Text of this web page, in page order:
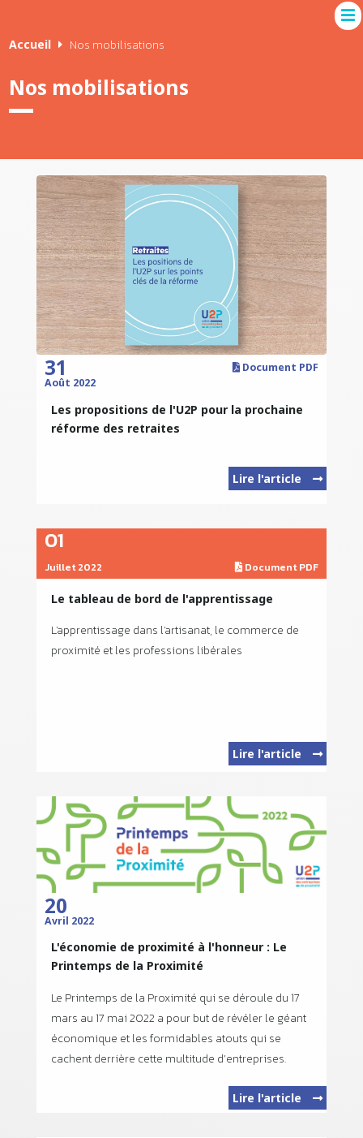
Accueil Nos mobilisations
Nos mobilisations
Document PDF
31
Août 2022
Les propositions de l'U2P pour la prochaine
réforme des retraites
Lire l'article
01
Juillet 2022 Document PDF
Le tableau de bord de l'apprentissage
L'apprentissage dans l'artisanat, le commerce de
proximité et les professions libérales
Lire l'article
20
Avril 2022
L'économie de proximité à l'honneur : Le
Printemps de la Proximité
Le Printemps de la Proximité qui se déroule du 17
mars au 17 mai 2022 a pour but de révéler le géant
économique et les formidables atouts qui se
cachent derrière cette multitude d’entreprises.
Lire l'article